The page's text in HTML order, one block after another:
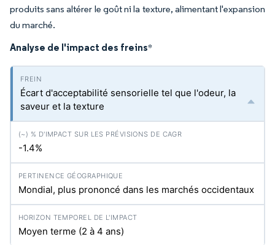
produits sans altérer le goût ni la texture, alimentant l'expansion
du marché.
Analyse de l'impact des freins*
Écart d'acceptabilité sensorielle tel que l'odeur, la
saveur et la texture
-1.4%
Mondial, plus prononcé dans les marchés occidentaux
Moyen terme (2 à 4 ans)